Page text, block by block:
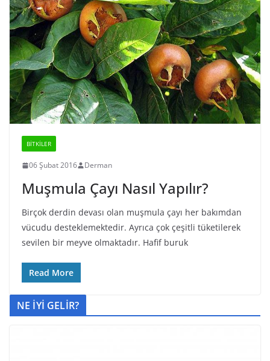
BİTKİLER
06 Şubat 2016 Derman
Muşmula Çayı Nasıl Yapılır?
Birçok derdin devası olan muşmula çayı her bakımdan
vücudu desteklemektedir. Ayrıca çok çeşitli tüketilerek
sevilen bir meyve olmaktadır. Hafif buruk
Read More
NE İYİ GELİR?